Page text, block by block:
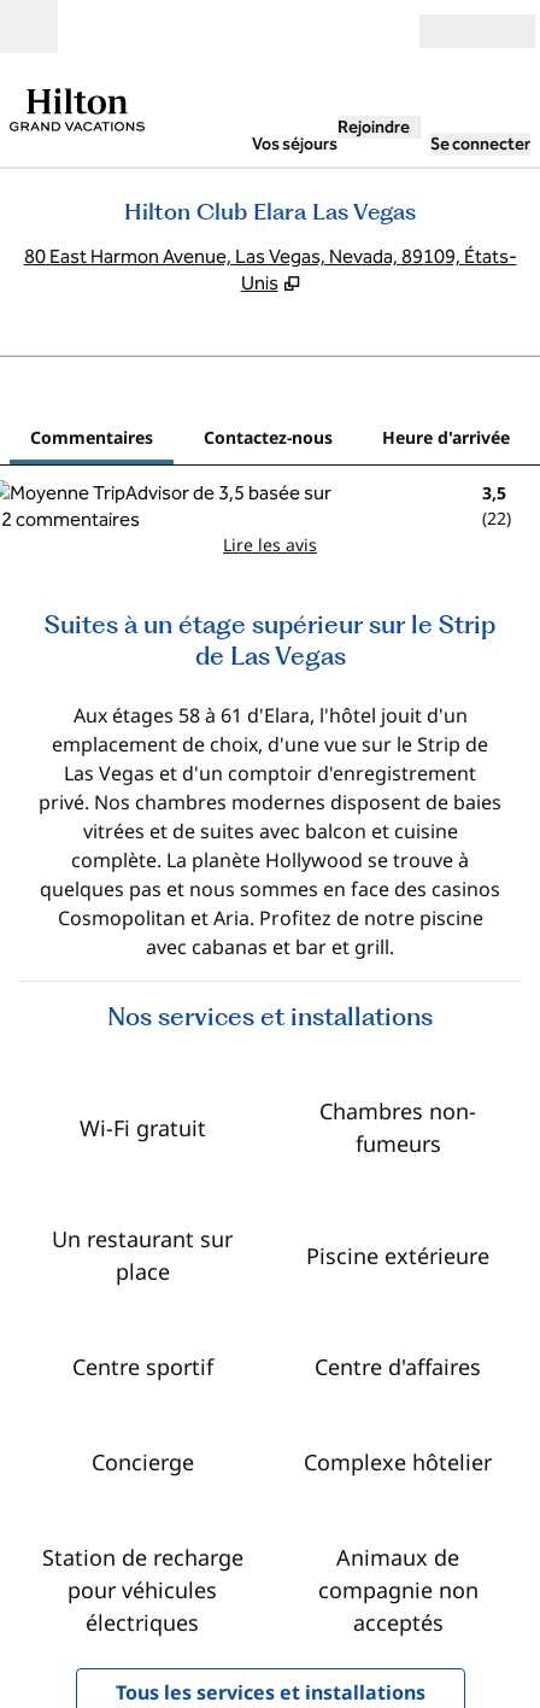
Vos séjours
Rejoindre
Se connecter
Hilton Club Elara Las Vegas
80 East Harmon Avenue, Las Vegas, Nevada, 89109, États-
Unis
Commentaires Contactez-nous Heure d'arrivée
3,5
(22)
Lire les avis
Suites à un étage supérieur sur le Strip
de Las Vegas
Aux étages 58 à 61 d'Elara, l'hôtel jouit d'un
emplacement de choix, d'une vue sur le Strip de
Las Vegas et d'un comptoir d'enregistrement
privé. Nos chambres modernes disposent de baies
vitrées et de suites avec balcon et cuisine
complète. La planète Hollywood se trouve à
quelques pas et nous sommes en face des casinos
Cosmopolitan et Aria. Profitez de notre piscine
avec cabanas et bar et grill.
Nos services et installations
Wi-Fi gratuit
Chambres non-
fumeurs
Un restaurant sur
place
Piscine extérieure
Centre sportif Centre d'affaires
Concierge Complexe hôtelier
Station de recharge
pour véhicules
électriques
Animaux de
compagnie non
acceptés
Tous les services et installations